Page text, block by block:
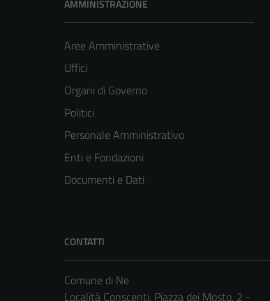
AMMINISTRAZIONE
Aree Amministrative
Uffici
Organi di Governo
Politici
Personale Amministrativo
Enti e Fondazioni
Documenti e Dati
CONTATTI
Comune di Ne
Località Conscenti, Piazza dei Mosto, 2 -